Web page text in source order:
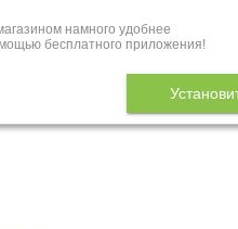
намного удобнее
бесплатного приложения!